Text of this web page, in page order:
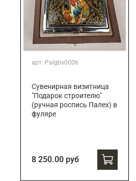
арт. Palgbv0006
Сувенирная визитница
"Подарок строителю"
(ручная роспись Палех) в
фуляре
8 250.00 руб